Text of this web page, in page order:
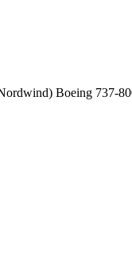
Boeing 737-